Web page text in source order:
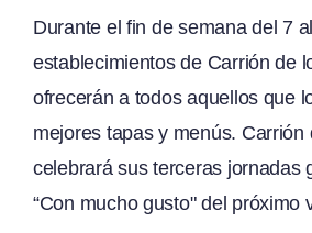
Durante el fin de semana del 7
establecimientos de Carrión de
ofrecerán a todos aquellos que
mejores tapas y menús. Carrión
celebrará sus terceras jornadas
“Con mucho gusto" del próximo